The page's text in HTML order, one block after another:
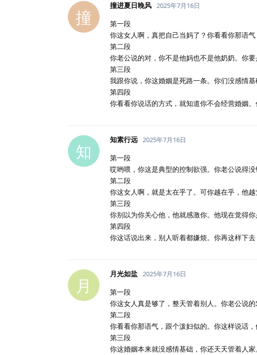
撞
撞进夏日晚风 2025年7月16日
第一段
你这女人啊，真把自己当妈了？你看看你那语
第二段
你老公说的对，你不是他妈也不是他奶奶。你
第三段
我跟你说，你这婚姻是死路一条。你们没感情
第四段
你看看你说话的方式，就知道你不会经营婚姻
知
知素行远 2025年7月16日
第一段
哎哟喂，你这是典型的控制欲强。你老公说得
第二段
你这女人啊，就是太在乎了。可你越在乎，他
第三段
你别以为你关心他，他就感激你。他现在觉得
第四段
你这话说出来，别人听着都嫌烦。你再这样下
月
月光如盐 2025年7月16日
第一段
你这女人真是够了，整天管着别人。你老公说
第二段
你看看你那语气，跟个泼妇似的。你这样说话
第三段
你这婚姻本来就没感情基础，你还天天管着人